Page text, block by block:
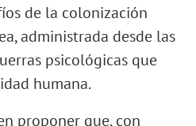
de la colonización
administrada desde las
psicológicas que
humana.
proponer que, con